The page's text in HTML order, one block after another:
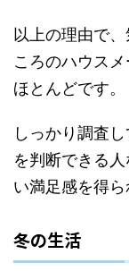
以上の理由で
ころのハウス
ほとんどです。
しっかり調査
を判断できる
い満足感を得ら
冬の生活